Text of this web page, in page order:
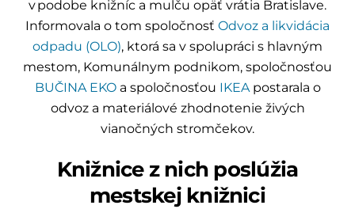
v podobe knižníc a mulču opäť vrátia Bratislave.
Informovala o tom spoločnosť Odvoz a likvidácia
odpadu (OLO), ktorá sa v spolupráci s hlavným
mestom, Komunálnym podnikom, spoločnosťou
BUČINA EKOa spoločnosťou IKEApostarala o
odvoz a materiálové zhodnotenie živých
vianočných stromčekov.
Knižnice z nich poslúžia
mestskej knižnici